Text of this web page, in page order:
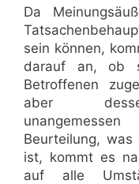
Da
sein können,
darauf an, ob
Betroffenen
aber
Beurteilung,
ist, kommt es
auf alle